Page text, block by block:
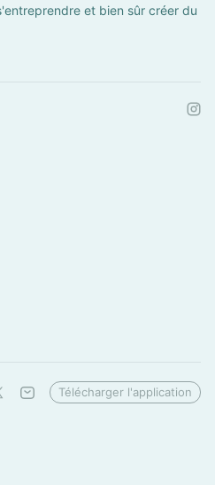
et bien sûr créer du
Télécharger l'application